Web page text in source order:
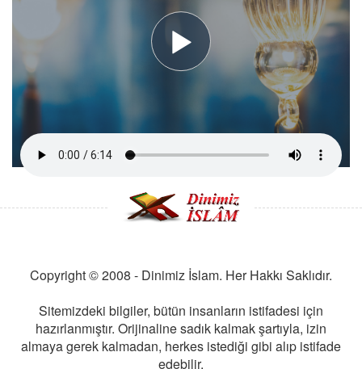
Copyright © 2008 - Dinimiz İslam. Her Hakkı Saklıdır.
Sitemizdeki bilgiler, bütün insanların istifadesi için
hazırlanmıştır. Orijinaline sadık kalmak şartıyla, izin
almaya gerek kalmadan, herkes istediği gibi alıp istifade
edebilir.